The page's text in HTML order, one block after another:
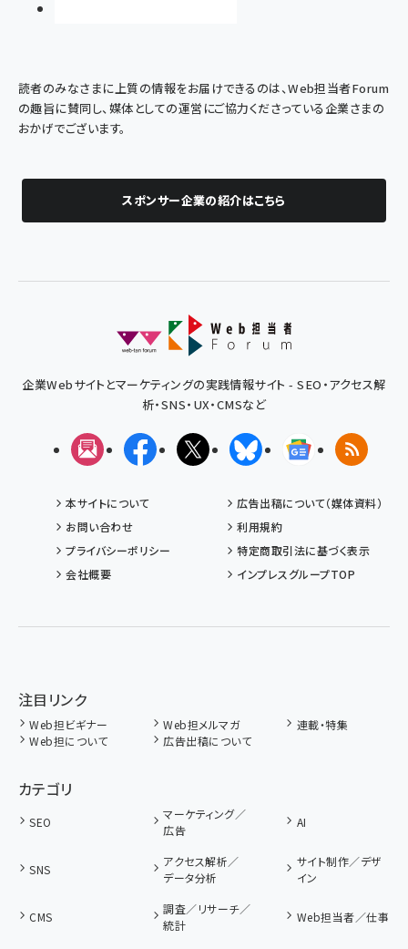
読者のみなさまに上質の情報をお届けできるのは、Web担当者Forum
の趣旨に賛同し、媒体としての運営にご協力くださっている企業さまの
おかげでございます。
スポンサー企業の紹介はこちら
企業Webサイトとマーケティングの実践情報サイト - SEO・アクセス解
析・SNS・UX・CMSなど
メルマガFacebookX(エックス)BlueskyGoogleニュ
RSS
本サイトについて
広告出稿について（媒体資料）
お問い合わせ
利用規約
プライバシーポリシー
特定商取引法に基づく表示
会社概要
インプレスグループTOP
注目リンク
Web担ビギナー Web担メルマガ
連載・特集
Web担について
広告出稿について
カテゴリ
SEO
マーケティング／
広告
AI
SNS
アクセス解析／
データ分析
サイト制作／デザ
イン
CMS
調査／リサーチ／
統計
Web担当者／仕事